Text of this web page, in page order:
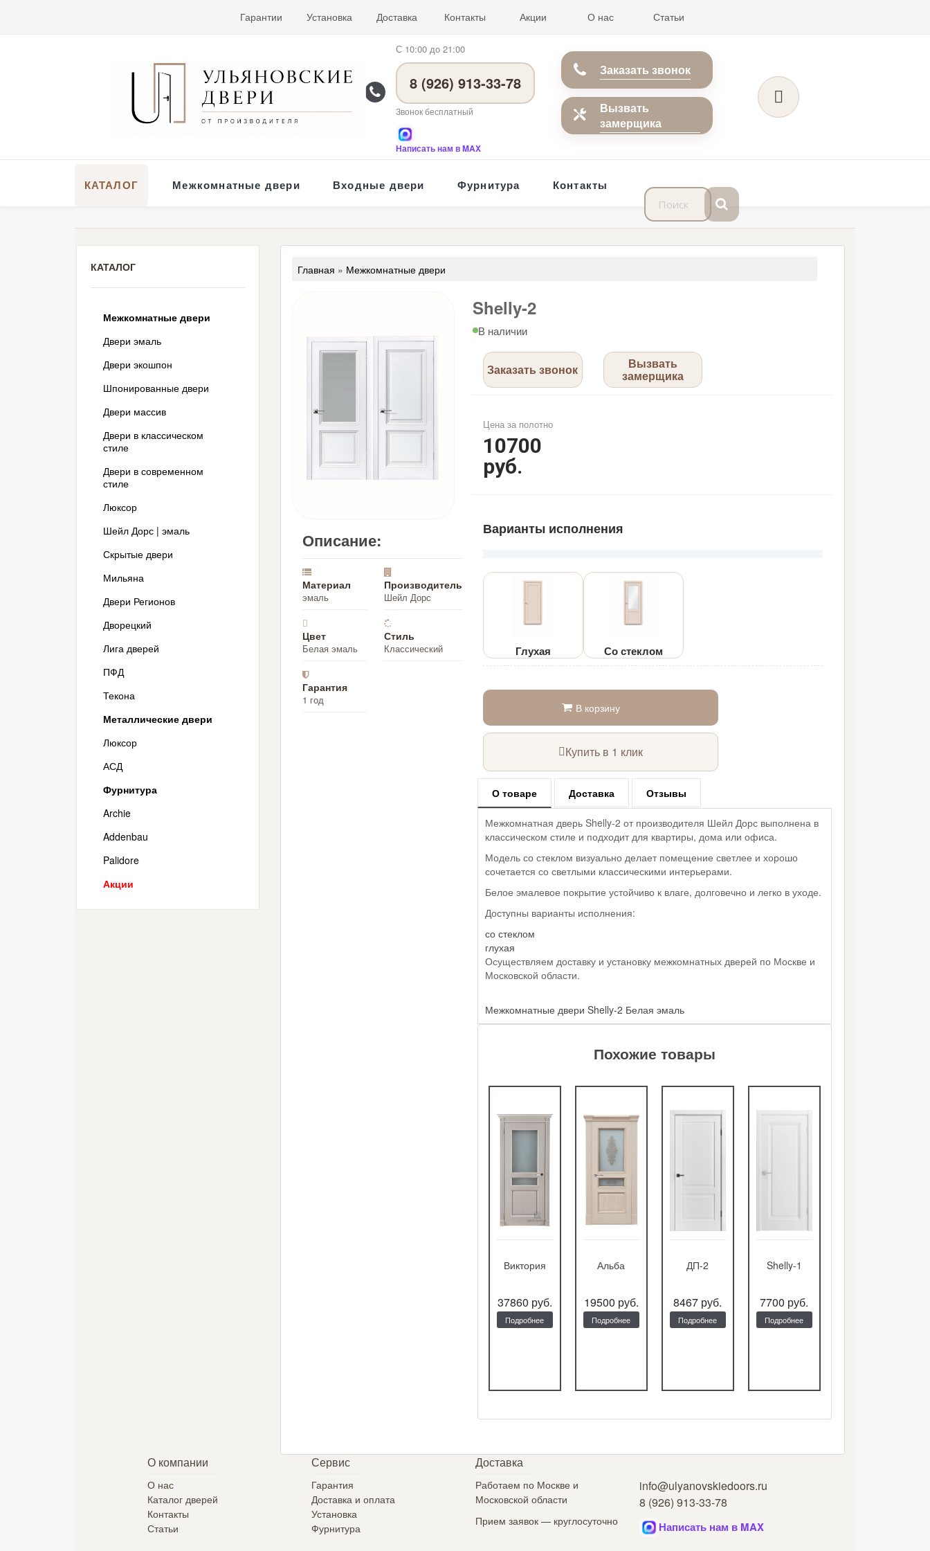
Гарантии Установка Доставка Контакты Акции О нас Статьи
С 10:00 до 21:00
8 (926) 913-33-78
Звонок бесплатный
Написать нам в MAX
Заказать звонок
Вызвать
замерщика
КАТАЛОГ Межкомнатные двери Входные двери Фурнитура Контакты
КАТАЛОГ
Межкомнатные двери
Двери эмаль
Двери экошпон
Шпонированные двери
Двери массив
Двери в классическом
стиле
Двери в современном
стиле
Люксор
Шейл Дорс | эмаль
Скрытые двери
Мильяна
Двери Регионов
Дворецкий
Лига дверей
ПФД
Текона
Металлические двери
Люксор
АСД
Фурнитура
Archie
Addenbau
Palidore
Акции
Главная » Межкомнатные двери
Описание:
Материал
эмаль
Производитель
Шейл Дорс
Цвет
Белая эмаль
Стиль
Классический
Гарантия
1 год
Shelly-2
В наличии
Заказать звонок Вызвать
замерщика
Цена за полотно
10700
руб.
Варианты исполнения
Глухая Со стеклом
В корзину
Купить в 1 клик
О товаре Доставка Отзывы
Межкомнатная дверь Shelly-2 от производителя Шейл Дорс выполнена в
классическом стиле и подходит для квартиры, дома или офиса.
Модель со стеклом визуально делает помещение светлее и хорошо
сочетается со светлыми классическими интерьерами.
Белое эмалевое покрытие устойчиво к влаге, долговечно и легко в уходе.
Доступны варианты исполнения:
со стеклом
глухая
Осуществляем доставку и установку межкомнатных дверей по Москве и
Московской области.
Межкомнатные двери Shelly-2 Белая эмаль
Похожие товары
Виктория
37860 руб.
Подробнее
Альба
19500 руб.
Подробнее
ДП-2
8467 руб.
Подробнее
Shelly-1
7700 руб.
Подробнее
О компании
О нас
Каталог дверей
Контакты
Статьи
Сервис
Гарантия
Доставка и оплата
Установка
Фурнитура
Доставка
Работаем по Москве и
Московской области
Прием заявок — круглосуточно
info@ulyanovskiedoors.ru
8 (926) 913-33-78
Написать нам в MAX